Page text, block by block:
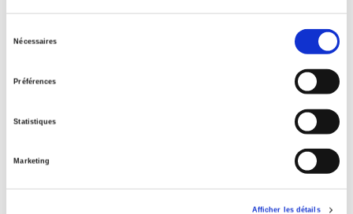
Nécessaires
Préférences
Statistiques
Marketing
Afficher les détails
Varia
et al.